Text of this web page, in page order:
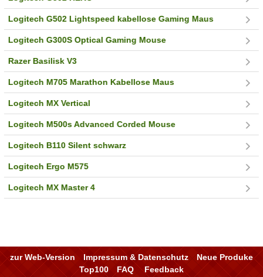
Logitech G502 Lightspeed kabellose Gaming Maus
Logitech G300S Optical Gaming Mouse
Razer Basilisk V3
Logitech M705 Marathon Kabellose Maus
Logitech MX Vertical
Logitech M500s Advanced Corded Mouse
Logitech B110 Silent schwarz
Logitech Ergo M575
Logitech MX Master 4
zur Web-Version Impressum & Datenschutz
Neue Produke
Top100
FAQ Feedback